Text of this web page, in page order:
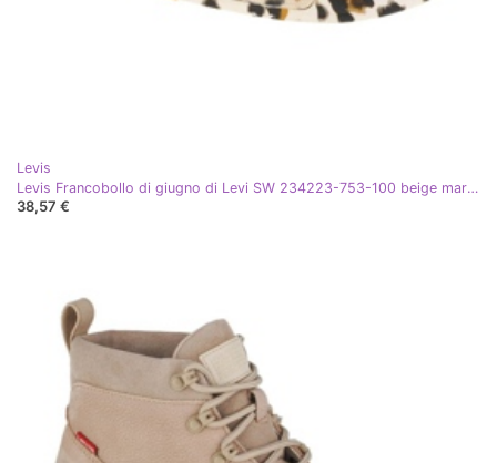
Levis
Levis Francobollo di giugno di Levi SW 234223-753-100 beige marrone
38,57 €